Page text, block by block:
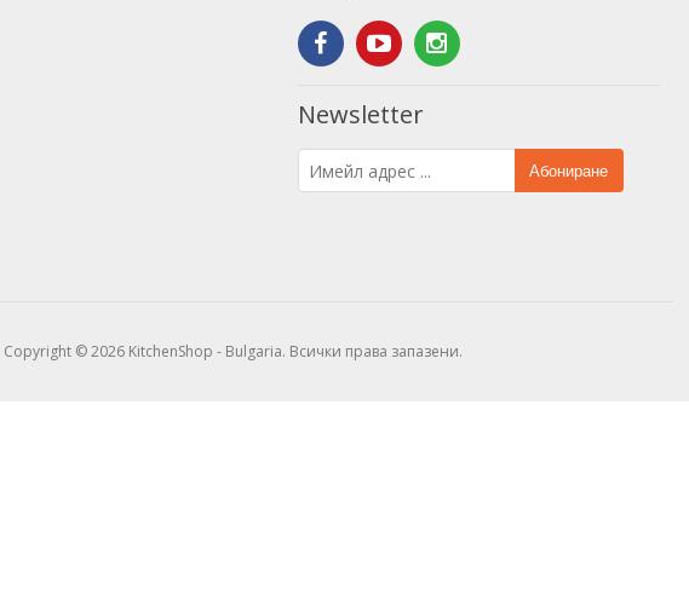
Newsletter
Абониране
Copyright © 2026 KitchenShop - Bulgaria. Всички права запазени.